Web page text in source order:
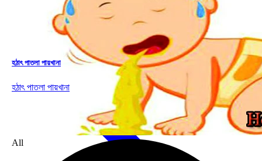
All
হঠাৎ পাতলা পায়খানা
হঠাৎ পাতলা পায়খানা